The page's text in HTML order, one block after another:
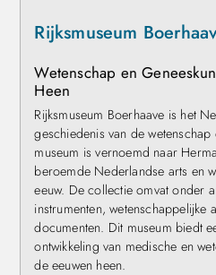
Rijksmuseum
Wetenschap en
Heen
Rijksmuseum Boerhaave is het
geschiedenis van de wetenschap
museum is vernoemd naar
beroemde Nederlandse arts en
eeuw. De collectie omvat onder
instrumenten, wetenschappelijke
documenten. Dit museum biedt
ontwikkeling van medische en
de eeuwen heen.